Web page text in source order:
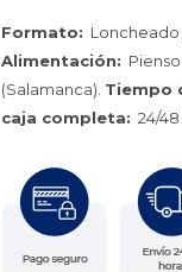
Formato: Loncheado
Alimentación:
(Salamanca). Tiempo
caja completa: 24/48